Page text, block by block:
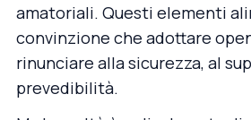
amatoriali. Questi elementi
convinzione che adottare
rinunciare alla sicurezza, al
prevedibilità.